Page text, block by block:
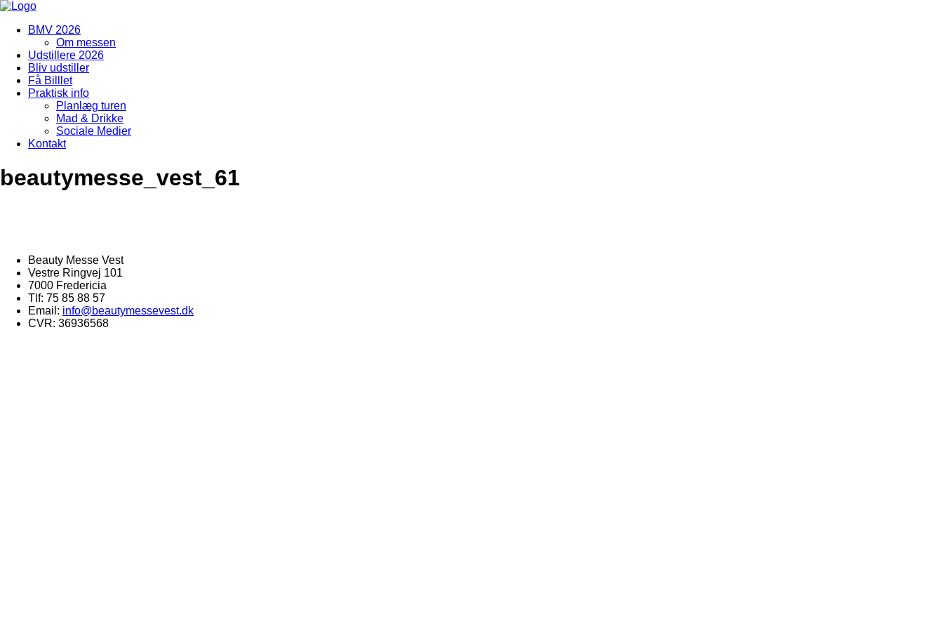
BMV 2026
Om messen
Udstillere 2026
Bliv udstiller
Få Billlet
Praktisk info
Planlæg turen
Mad & Drikke
Sociale Medier
Kontakt
beautymesse_vest_61
Beauty Messe Vest
Vestre Ringvej 101
7000 Fredericia
Tlf: 75 85 88 57
Email: info@beautymessevest.dk
CVR: 36936568